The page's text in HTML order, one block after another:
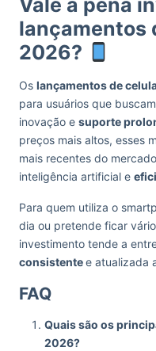
Vale a pena
lançamentos
2026?
Os lançamentos de
para usuários que
inovação e suporte
preços mais altos, esses
mais recentes do
inteligência artificial e
Para quem utiliza o
dia ou pretende ficar
investimento tende a
consistentee atualizada
FAQ
Quais são os
2026?